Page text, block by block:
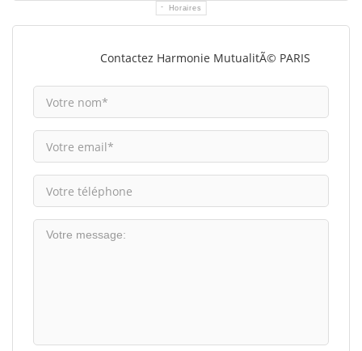
Horaires
Contactez Harmonie MutualitÃ© PARIS